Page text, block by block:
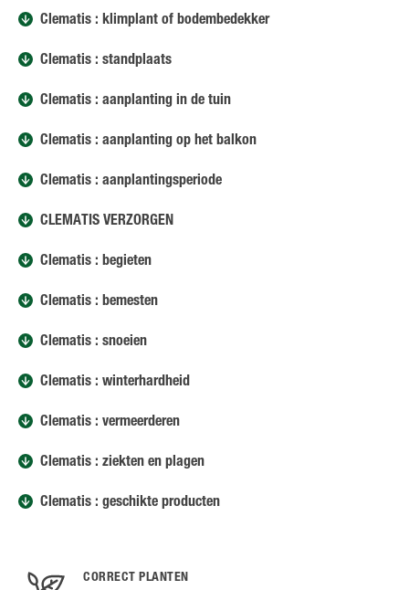
Clematis : klimplant of bodembedekker
Clematis : standplaats
Clematis : aanplanting in de tuin
Clematis : aanplanting op het balkon
Clematis : aanplantingsperiode
CLEMATIS VERZORGEN
Clematis : begieten
Clematis : bemesten
Clematis : snoeien
Clematis : winterhardheid
Clematis : vermeerderen
Clematis : ziekten en plagen
Clematis : geschikte producten
CORRECT PLANTEN